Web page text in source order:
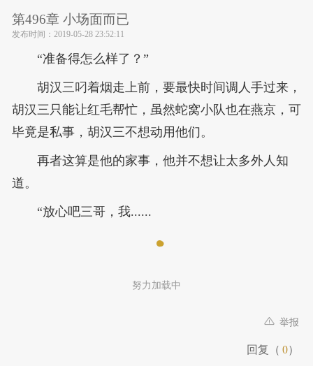
第496章 小场面而已
发布时间： 2019-05-28 23:52:11
“准备得怎么样了？”
胡汉三叼着烟走上前，要最快时间调人手过来，
胡汉三只能让红毛帮忙，虽然蛇窝小队也在燕京，可
毕竟是私事，胡汉三不想动用他们。
再者这算是他的家事，他并不想让太多外人知
道。
“放心吧三哥，我......
努力加载中
举报
回复（ 0）